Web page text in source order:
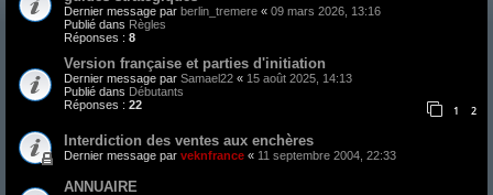
Dernier message par berlin_tremere « 09 mars 2026, 13:16
Publié dans Règles
Réponses : 8
Version française et parties d'initiation
Dernier message par Samael22 « 15 août 2025, 14:13
Publié dans Débutants
Réponses : 22 1 2
Interdiction des ventes aux enchères
Dernier message par veknfrance « 11 septembre 2004, 22:33
ANNUAIRE